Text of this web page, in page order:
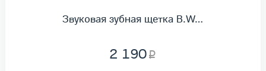
Звуковая зубная щетка B.W…
2 190